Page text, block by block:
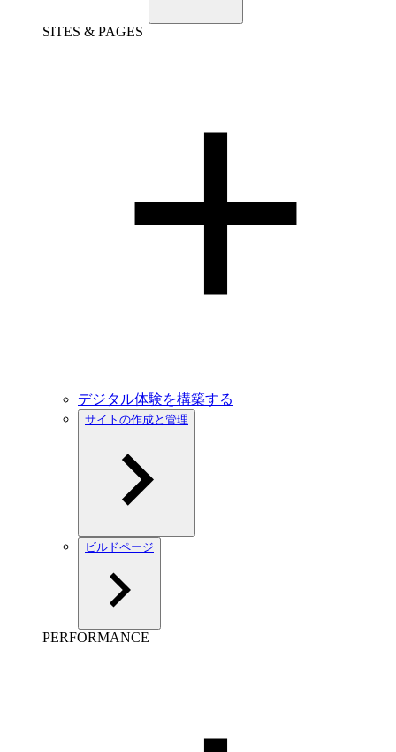
SITES & PAGES
デジタル体験を構築する
サイトの作成と管理
ビルドページ
PERFORMANCE